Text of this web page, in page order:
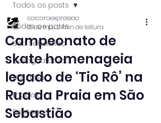
Todos os posts
São Sebastião
Caraguatatuba
Ubatuba
Ilhabela
Destaque
Todos os posts
Campeonato de
skate homenageia
legado de ‘Tio Rô’ na
Rua da Praia em São
Sebastião
caicaraexpressao
15 de mai.2 min de leitura